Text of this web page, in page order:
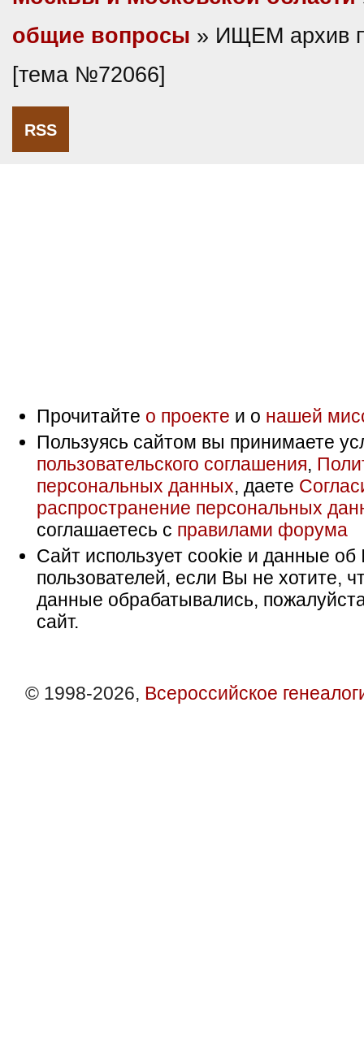
общие вопросы » ИЩЕМ архив
[тема №72066]
RSS
Прочитайте о проекте и о нашей
Пользуясь сайтом вы принимаете
пользовательского соглашения,
персональных данных, даете
распространение персональных
соглашаетесь с правилами форума
Сайт использует cookie и данные об
пользователей, если Вы не хотите,
данные обрабатывались,
сайт.
© 1998-2026, Всероссийское